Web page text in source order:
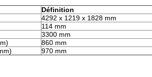
Définition
4292 x 1219 x 1828 mm
114 mm
3300 mm
860 mm
970 mm